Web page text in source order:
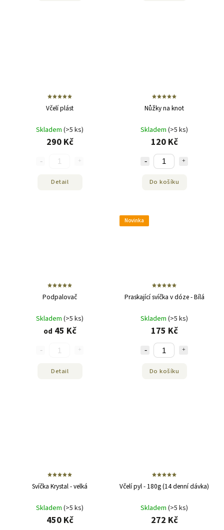
Včelí plást
Skladem (>5 ks)
290 Kč
Detail
Nůžky na knot
Skladem (>5 ks)
120 Kč
Do košíku
Podpalovač
Skladem (>5 ks)
od 45 Kč
Detail
Novinka
Praskající svíčka v dóze - Bílá
Skladem (>5 ks)
175 Kč
Do košíku
Svíčka Krystal - velká
Skladem (>5 ks)
450 Kč
Včelí pyl - 180g (14 denní dávka)
Skladem (>5 ks)
272 Kč